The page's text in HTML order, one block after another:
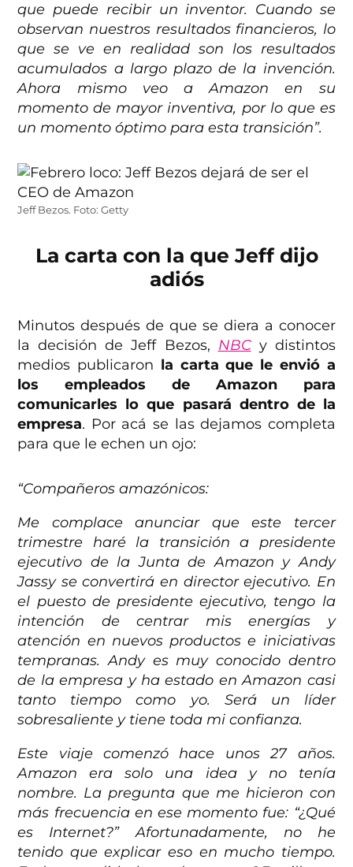
que puede recibir un inventor. Cuando se
observan nuestros resultados financieros, lo
que se ve en realidad son los resultados
acumulados a largo plazo de la invención.
Ahora mismo veo a Amazon en su
momento de mayor inventiva, por lo que es
un momento óptimo para esta transición”.
Jeff Bezos. Foto: Getty
La carta con la que Jeff dijo
adiós
Minutos después de que se diera a conocer
la decisión de Jeff Bezos, NBCy distintos
medios publicaron la carta que le envió a
los empleados de Amazon para
comunicarles lo que pasará dentro de la
empresa. Por acá se las dejamos completa
para que le echen un ojo:
“Compañeros amazónicos:
Me complace anunciar que este tercer
trimestre haré la transición a presidente
ejecutivo de la Junta de Amazon y Andy
Jassy se convertirá en director ejecutivo. En
el puesto de presidente ejecutivo, tengo la
intención de centrar mis energías y
atención en nuevos productos e iniciativas
tempranas. Andy es muy conocido dentro
de la empresa y ha estado en Amazon casi
tanto tiempo como yo. Será un líder
sobresaliente y tiene toda mi confianza.
Este viaje comenzó hace unos 27 años.
Amazon era solo una idea y no tenía
nombre. La pregunta que me hicieron con
más frecuencia en ese momento fue: “¿Qué
es Internet?” Afortunadamente, no he
tenido que explicar eso en mucho tiempo.